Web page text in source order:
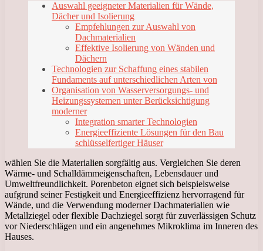
Auswahl geeigneter Materialien für Wände,
Dächer und Isolierung
Empfehlungen zur Auswahl von
Dachmaterialien
Effektive Isolierung von Wänden und
Dächern
Technologien zur Schaffung eines stabilen
Fundaments auf unterschiedlichen Arten von
Organisation von Wasserversorgungs- und
Heizungssystemen unter Berücksichtigung
moderner
Integration smarter Technologien
Energieeffiziente Lösungen für den Bau
schlüsselfertiger Häuser
wählen Sie die Materialien sorgfältig aus. Vergleichen Sie deren
Wärme- und Schalldämmeigenschaften, Lebensdauer und
Umweltfreundlichkeit. Porenbeton eignet sich beispielsweise
aufgrund seiner Festigkeit und Energieeffizienz hervorragend für
Wände, und die Verwendung moderner Dachmaterialien wie
Metallziegel oder flexible Dachziegel sorgt für zuverlässigen Schutz
vor Niederschlägen und ein angenehmes Mikroklima im Inneren des
Hauses.